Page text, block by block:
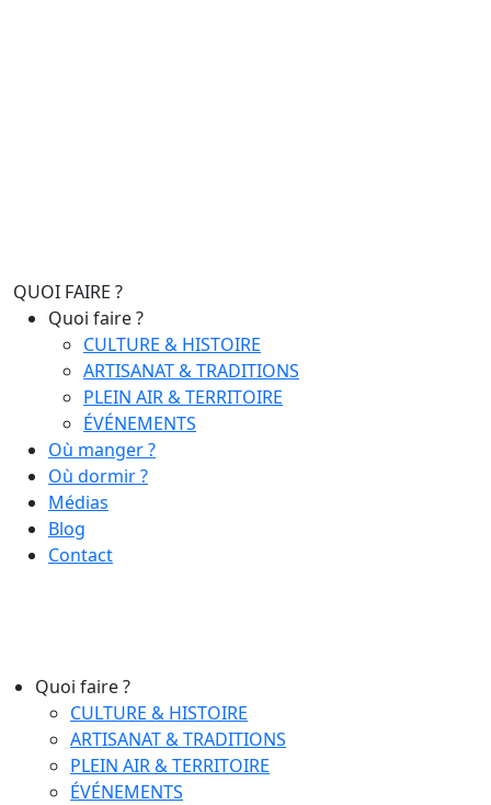
QUOI FAIRE ?
Quoi faire ?
CULTURE & HISTOIRE
ARTISANAT & TRADITIONS
PLEIN AIR & TERRITOIRE
ÉVÉNEMENTS
Où manger ?
Où dormir ?
Médias
Blog
Contact
Quoi faire ?
CULTURE & HISTOIRE
ARTISANAT & TRADITIONS
PLEIN AIR & TERRITOIRE
ÉVÉNEMENTS